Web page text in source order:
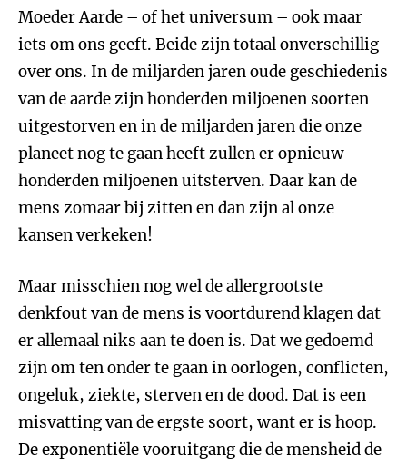
Moeder Aarde – of het universum – ook maar
iets om ons geeft. Beide zijn totaal onverschillig
over ons. In de miljarden jaren oude geschiedenis
van de aarde zijn honderden miljoenen soorten
uitgestorven en in de miljarden jaren die onze
planeet nog te gaan heeft zullen er opnieuw
honderden miljoenen uitsterven. Daar kan de
mens zomaar bij zitten en dan zijn al onze
kansen verkeken!
Maar misschien nog wel de allergrootste
denkfout van de mens is voortdurend klagen dat
er allemaal niks aan te doen is. Dat we gedoemd
zijn om ten onder te gaan in oorlogen, conflicten,
ongeluk, ziekte, sterven en de dood. Dat is een
misvatting van de ergste soort, want er is hoop.
De exponentiële vooruitgang die de mensheid de